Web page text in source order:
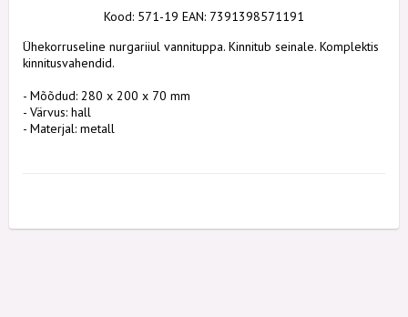
Kood: 571-19 EAN: 7391398571191
Ühekorruseline nurgariiul vannituppa. Kinnitub seinale. Komplektis
kinnitusvahendid.
- Mõõdud: 280 x 200 x 70 mm
- Värvus: hall
- Materjal: metall